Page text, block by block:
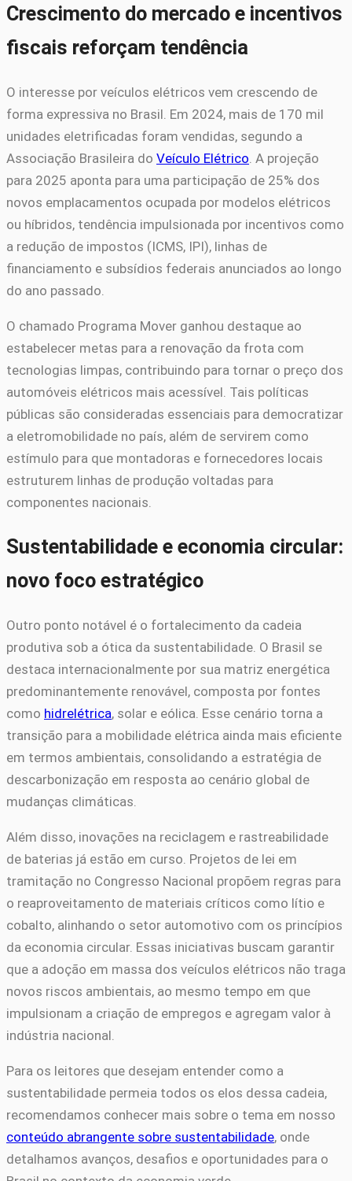
Crescimento do mercado e incentivos
fiscais reforçam tendência
O interesse por veículos elétricos vem crescendo de
forma expressiva no Brasil. Em 2024, mais de 170 mil
unidades eletrificadas foram vendidas, segundo a
Associação Brasileira do Veículo Elétrico . A projeção
para 2025 aponta para uma participação de 25% dos
novos emplacamentos ocupada por modelos elétricos
ou híbridos, tendência impulsionada por incentivos como
a redução de impostos (ICMS, IPI), linhas de
financiamento e subsídios federais anunciados ao longo
do ano passado.
O chamado Programa Mover ganhou destaque ao
estabelecer metas para a renovação da frota com
tecnologias limpas, contribuindo para tornar o preço dos
automóveis elétricos mais acessível. Tais políticas
públicas são consideradas essenciais para democratizar
a eletromobilidade no país, além de servirem como
estímulo para que montadoras e fornecedores locais
estruturem linhas de produção voltadas para
componentes nacionais.
Sustentabilidade e economia circular:
novo foco estratégico
Outro ponto notável é o fortalecimento da cadeia
produtiva sob a ótica da sustentabilidade. O Brasil se
destaca internacionalmente por sua matriz energética
predominantemente renovável, composta por fontes
como hidrelétrica, solar e eólica. Esse cenário torna a
transição para a mobilidade elétrica ainda mais eficiente
em termos ambientais, consolidando a estratégia de
descarbonização em resposta ao cenário global de
mudanças climáticas.
Além disso, inovações na reciclagem e rastreabilidade
de baterias já estão em curso. Projetos de lei em
tramitação no Congresso Nacional propõem regras para
o reaproveitamento de materiais críticos como lítio e
cobalto, alinhando o setor automotivo com os princípios
da economia circular. Essas iniciativas buscam garantir
que a adoção em massa dos veículos elétricos não traga
novos riscos ambientais, ao mesmo tempo em que
impulsionam a criação de empregos e agregam valor à
indústria nacional.
Para os leitores que desejam entender como a
sustentabilidade permeia todos os elos dessa cadeia,
recomendamos conhecer mais sobre o tema em nosso
conteúdo abrangente sobre sustentabilidade, onde
detalhamos avanços, desafios e oportunidades para o